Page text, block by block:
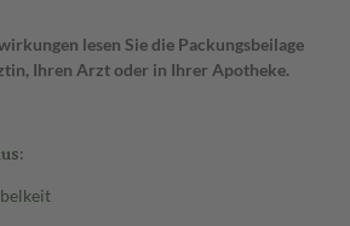
lesen Sie die Packungsbeilage
Ihren Arzt oder in Ihrer Apotheke.